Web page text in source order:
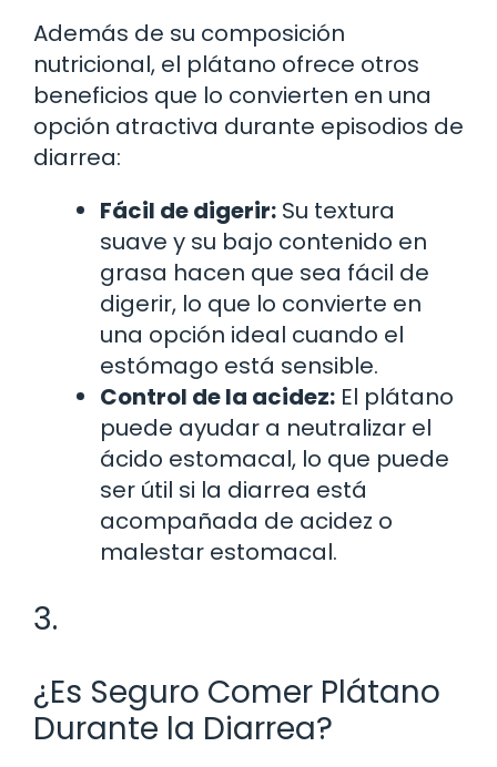
Además de su composición
nutricional, el plátano ofrece otros
beneficios que lo convierten en una
opción atractiva durante episodios de
diarrea:
Fácil de digerir: Su textura
suave y su bajo contenido en
grasa hacen que sea fácil de
digerir, lo que lo convierte en
una opción ideal cuando el
estómago está sensible.
Control de la acidez: El plátano
puede ayudar a neutralizar el
ácido estomacal, lo que puede
ser útil si la diarrea está
acompañada de acidez o
malestar estomacal.
3.
¿Es Seguro Comer Plátano
Durante la Diarrea?